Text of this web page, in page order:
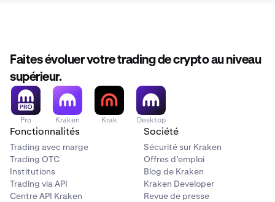
PF_BIGTIMEUSD
BIGTIME
Big Time
PF_BIOUSD
BIO
Bio Protocol
Faites évoluer votre trading de crypto au niveau
supérieur.
Pro Kraken Krak Desktop
Fonctionnalités
Trading avec marge
Trading OTC
Institutions
Trading via API
Centre API Kraken
Société
Sécurité sur Kraken
Offres d’emploi
Blog de Kraken
Kraken Developer
Revue de presse